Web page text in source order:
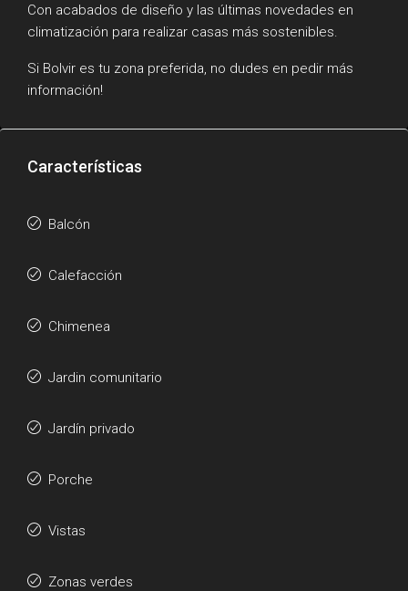
Con acabados de diseño y las últimas novedades en
climatización para realizar casas más sostenibles.
Si Bolvir es tu zona preferida, no dudes en pedir más
información!
Características
Balcón
Calefacción
Chimenea
Jardin comunitario
Jardín privado
Porche
Vistas
Zonas verdes